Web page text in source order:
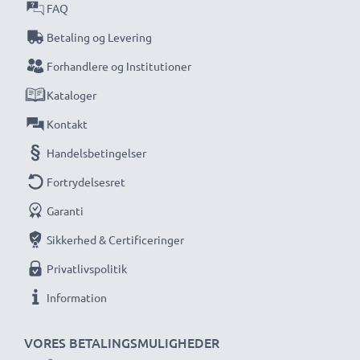
VORES BETALINGSMULIGHEDER
FAQ
Betaling og Levering
Forhandlere og Institutioner
Kataloger
Kontakt
Handelsbetingelser
Fortrydelsesret
Garanti
Sikkerhed & Certificeringer
Privatlivspolitik
Information